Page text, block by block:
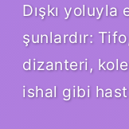
Dışkı yoluyla
şunlardır:
dizanteri,
ishal gibi